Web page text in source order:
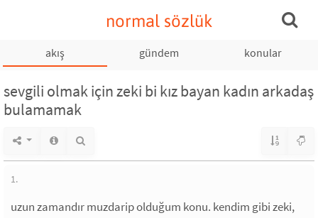
normal sözlük
akış gündem konular
sevgili olmak için zeki bi kız bayan kadın arkadaş
bulamamak
1.
uzun zamandır muzdarip olduğum konu. kendim gibi zeki,